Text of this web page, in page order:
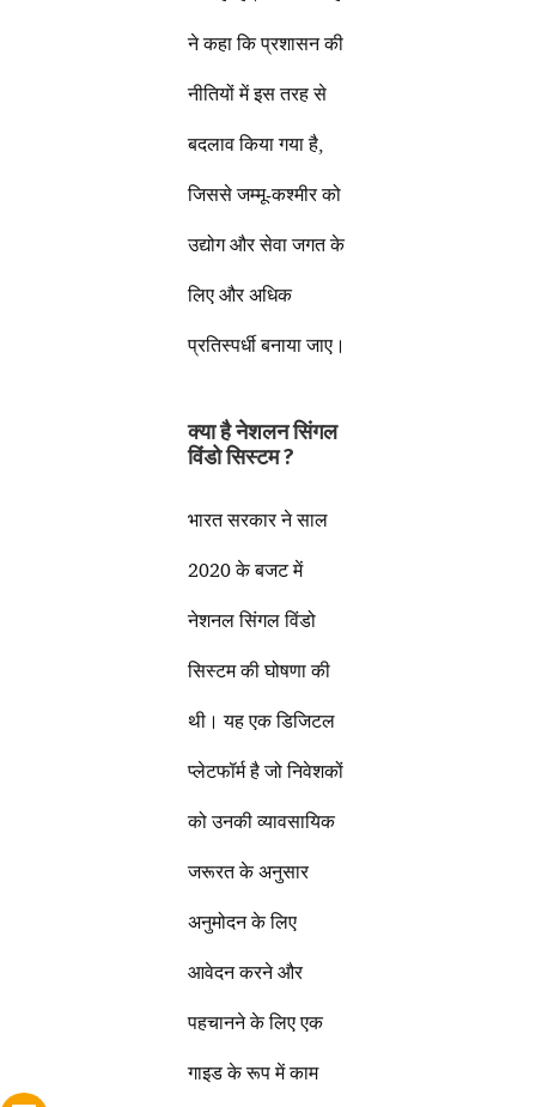
ने कहा कि प्रशासन की
नीतियों में इस तरह से
बदलाव किया गया है,
जिससे जम्मू-कश्मीर को
उद्योग और सेवा जगत के
लिए और अधिक
प्रतिस्पर्धी बनाया जाए।
क्या है नेशलन सिंगल
विंडो सिस्टम ?
भारत सरकार ने साल
2020 के बजट में
नेशनल सिंगल विंडो
सिस्टम की घोषणा की
थी। यह एक डिजिटल
प्लेटफॉर्म है जो निवेशकों
को उनकी व्यावसायिक
जरूरत के अनुसार
अनुमोदन के लिए
आवेदन करने और
पहचानने के लिए एक
गाइड के रूप में काम